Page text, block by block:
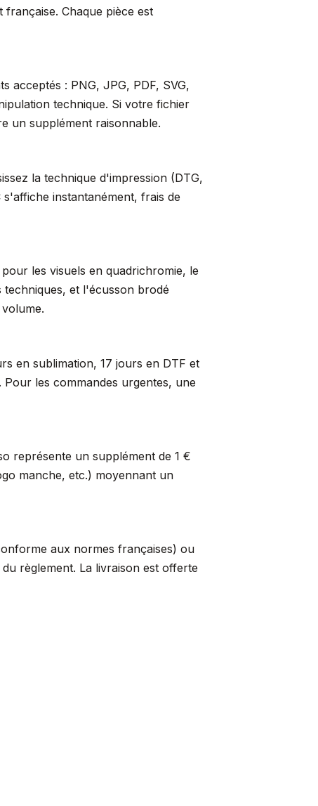
Chaque pièce est
acceptés : PNG, JPG, PDF, SVG,
technique. Si votre fichier
un supplément raisonnable.
la technique d'impression (DTG,
instantanément, frais de
les visuels en quadrichromie, le
et l'écusson brodé
en sublimation, 17 jours en DTF et
les commandes urgentes, une
représente un supplément de 1 €
manche, etc.) moyennant un
aux normes françaises) ou
règlement. La livraison est offerte